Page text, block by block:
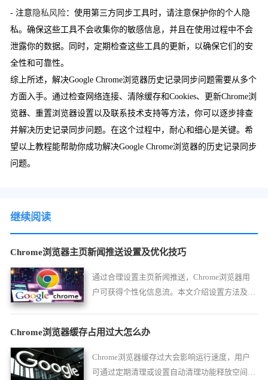
- 注意 隐私风险：使用第三方同步工具时，请注意保护你的个人隐
私。确保这些工具不会收集你的敏感信息，并且在使用过程中不会
泄露你的数据。同时，定期检查这些工具的更新，以确保它们的安
全性和可靠性。
综上所述，解决Google Chrome浏览器历史记录同步问题需要从多个
方面入手。通过检查网络连接、清除缓存和Cookies、更新Chrome浏
览器、重置浏览器设置以及联系技术支持等方法，你可以逐步排查
并解决历史记录同步问题。在这个过程中，耐心和细心是关键。希
望以上教程能帮助你成功解决Google Chrome浏览器的历史记录同步
问题。
继续阅读
Chrome浏览器主页新闻推送设置及优化技巧
通过合理设置主页新闻推送，Chrome浏览器用
户可获得个性化信息流。本文介绍设置方法及优
Chrome浏览器缓存占用过大怎么办
Chrome浏览器缓存过大会影响运行速度，用户
可通过定期清理或设置自动清理功能释放空间。